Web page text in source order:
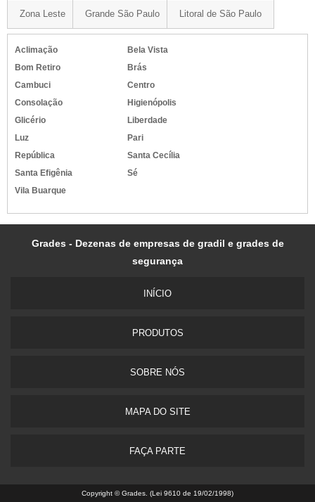
Zona Leste Grande São Paulo Litoral de São Paulo
Aclimação
Bela Vista
Bom Retiro
Brás
Cambuci
Centro
Consolação
Higienópolis
Glicério
Liberdade
Luz
Pari
República
Santa Cecília
Santa Efigênia
Sé
Vila Buarque
Grades - Dezenas de empresas de gradil e grades de
segurança
INÍ­CIO
PRODUTOS
SOBRE NÓS
MAPA DO SITE
FAÇA PARTE
Copyright © Grades. (Lei 9610 de 19/02/1998)